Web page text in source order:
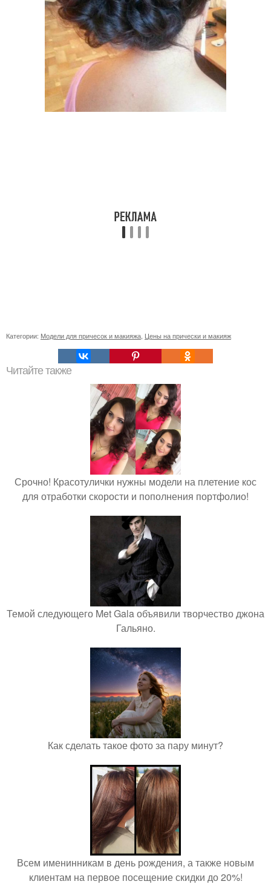
Категории: Модели для причесок и макияжа Цены на прически и макияж
Читайте также
Срочно! Красотулички нужны модели на плетение кос
для отработки скорости и пополнения портфолио!
Темой следующего Met Gala объявили творчество джона
Гальяно.
Как сделать такое фото за пару минут?
Всем именинникам в день рождения, а также новым
клиентам на первое посещение скидки до 20%!